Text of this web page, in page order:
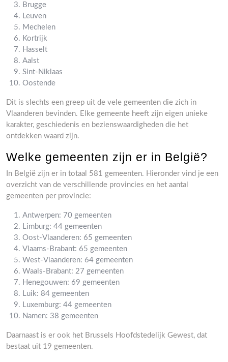
Brugge
Leuven
Mechelen
Kortrijk
Hasselt
Aalst
Sint-Niklaas
Oostende
Dit is slechts een greep uit de vele gemeenten die zich in
Vlaanderen bevinden. Elke gemeente heeft zijn eigen unieke
karakter, geschiedenis en bezienswaardigheden die het
ontdekken waard zijn.
Welke gemeenten zijn er in België?
In België zijn er in totaal 581 gemeenten. Hieronder vind je een
overzicht van de verschillende provincies en het aantal
gemeenten per provincie:
Antwerpen: 70 gemeenten
Limburg: 44 gemeenten
Oost-Vlaanderen: 65 gemeenten
Vlaams-Brabant: 65 gemeenten
West-Vlaanderen: 64 gemeenten
Waals-Brabant: 27 gemeenten
Henegouwen: 69 gemeenten
Luik: 84 gemeenten
Luxemburg: 44 gemeenten
Namen: 38 gemeenten
Daarnaast is er ook het Brussels Hoofdstedelijk Gewest, dat
bestaat uit 19 gemeenten.